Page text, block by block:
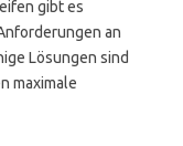
gibt es
an
Lösungen sind
maximale